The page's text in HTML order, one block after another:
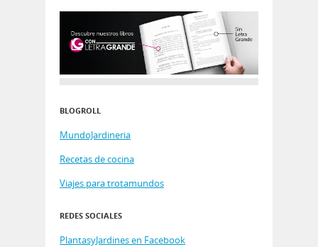
BLOGROLL
MundoJardineria
Recetas de cocina
Viajes para trotamundos
REDES SOCIALES
PlantasyJardines en Facebook